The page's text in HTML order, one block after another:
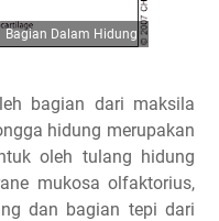
Bagian Dalam Hidung
bagian dari maksila
hidung merupakan
oleh tulang hidung
mukosa olfaktorius,
dan bagian tepi dari